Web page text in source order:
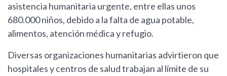
asistencia humanitaria urgente, entre ellas unos
680.000 niños, debido a la falta de agua potable,
alimentos, atención médica y refugio.
Diversas organizaciones humanitarias advirtieron que
hospitales y centros de salud trabajan al límite de su